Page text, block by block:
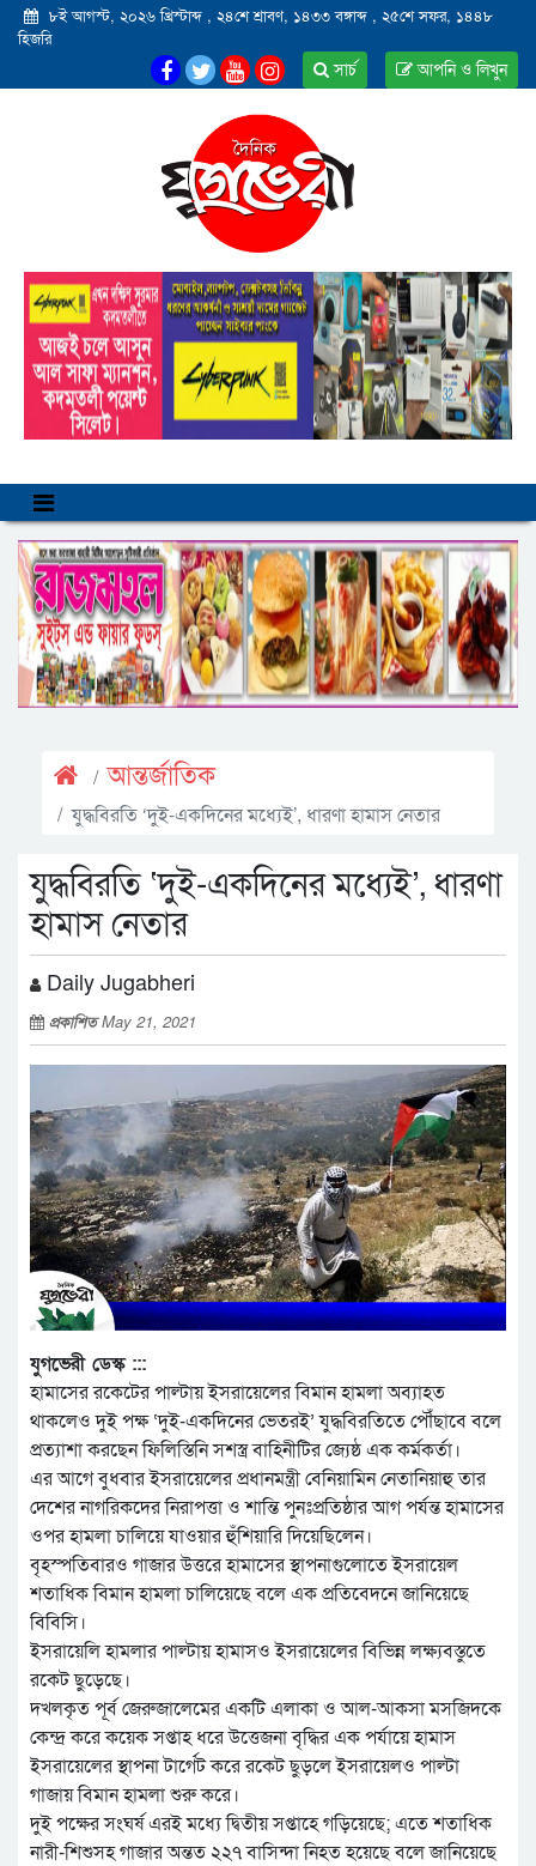
৮ই আগস্ট, ২০২৬ খ্রিস্টাব্দ , ২৪শে শ্রাবণ, ১৪৩৩ বঙ্গাব্দ , ২৫শে সফর, ১৪৪৮
হিজরি
আপনি ও লিখুন
সার্চ
আন্তর্জাতিক
যুদ্ধবিরতি ‘দুই-একদিনের মধ্যেই’, ধারণা হামাস নেতার
যুদ্ধবিরতি ‘দুই-একদিনের মধ্যেই’, ধারণা
হামাস নেতার
Daily Jugabheri
প্রকাশিতMay 21, 2021
যুগভেরী ডেস্ক :::
হামাসের রকেটের পাল্টায় ইসরায়েলের বিমান হামলা অব্যাহত
থাকলেও দুই পক্ষ ‘দুই-একদিনের ভেতরই’ যুদ্ধবিরতিতে পৌঁছাবে বলে
প্রত্যাশা করছেন ফিলিস্তিনি সশস্ত্র বাহিনীটির জ্যেষ্ঠ এক কর্মকর্তা।
এর আগে বুধবার ইসরায়েলের প্রধানমন্ত্রী বেনিয়ামিন নেতানিয়াহু তার
দেশের নাগরিকদের নিরাপত্তা ও শান্তি পুনঃপ্রতিষ্ঠার আগ পর্যন্ত হামাসের
ওপর হামলা চালিয়ে যাওয়ার হুঁশিয়ারি দিয়েছিলেন।
বৃহস্পতিবারও গাজার উত্তরে হামাসের স্থাপনাগুলোতে ইসরায়েল
শতাধিক বিমান হামলা চালিয়েছে বলে এক প্রতিবেদনে জানিয়েছে
বিবিসি।
ইসরায়েলি হামলার পাল্টায় হামাসও ইসরায়েলের বিভিন্ন লক্ষ্যবস্তুতে
রকেট ছুড়েছে।
দখলকৃত পূর্ব জেরুজালেমের একটি এলাকা ও আল-আকসা মসজিদকে
কেন্দ্র করে কয়েক সপ্তাহ ধরে উত্তেজনা বৃদ্ধির এক পর্যায়ে হামাস
ইসরায়েলের স্থাপনা টার্গেট করে রকেট ছুড়লে ইসরায়েলও পাল্টা
গাজায় বিমান হামলা শুরু করে।
দুই পক্ষের সংঘর্ষ এরই মধ্যে দ্বিতীয় সপ্তাহে গড়িয়েছে; এতে শতাধিক
নারী-শিশুসহ গাজার অন্তত ২২৭ বাসিন্দা নিহত হয়েছে বলে জানিয়েছে